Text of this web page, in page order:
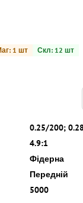
1 шт Скл: 12 шт
0.25/200;
4.9:1
Фідерна
Передній
5000